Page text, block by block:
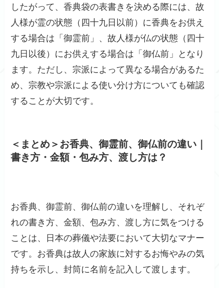
したがって、香典袋の表書きを決める際には、故
人様が霊の状態（四十九日以前）に香典をお供え
する場合は「御霊前」、故人様が仏の状態（四十
九日以後）にお供えする場合は「御仏前」となり
ます。ただし、宗派によって異なる場合があるた
め、宗教や宗派による使い分け方についても確認
することが大切です。
＜まとめ＞お香典、御霊前、御仏前の違い｜
書き方・金額・包み方、渡し方は？
お香典、御霊前、御仏前の違いを理解し、それぞ
れの書き方、金額、包み方、渡し方に気をつける
ことは、日本の葬儀や法要において大切なマナー
です。お香典は故人の家族に対するお悔やみの気
持ちを示し、封筒に名前を記入して渡します。